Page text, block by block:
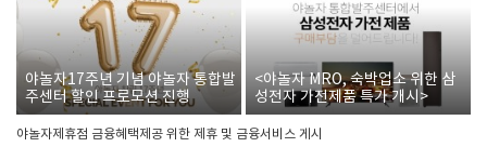
야놀자17주년 기념 야놀자 통합발
주센터 할인 프로모션 진행
<야놀자 MRO, 숙박업소 위한 삼
성전자 가전제품 특가 개시>
야놀자제휴점 금융혜택제공 위한 제휴 및 금융서비스 게시